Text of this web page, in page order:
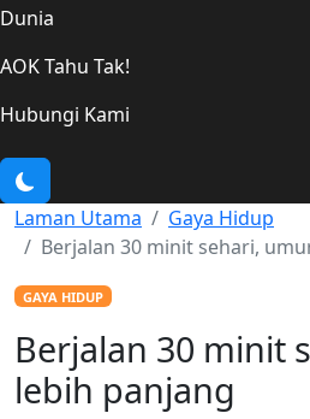
Dunia
AOK Tahu Tak!
Hubungi Kami
Laman Utama
Gaya Hidup
Berjalan 30 minit sehari,
GAYA HIDUP
Berjalan 30 minit
lebih panjang